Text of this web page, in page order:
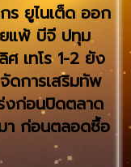
ยูไนเต็ด ออก
แพ้ บีจี ปทุม
เทโร 1-2 ยัง
ดการเสริมทัพ
งก่อนปิดตลาด
า ก่อนตลอดซื้อ